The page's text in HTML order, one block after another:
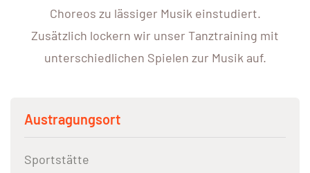
Choreos zu lässiger Musik einstudiert.
Zusätzlich lockern wir unser Tanztraining mit
unterschiedlichen Spielen zur Musik auf.
Austragungsort
Sportstätte